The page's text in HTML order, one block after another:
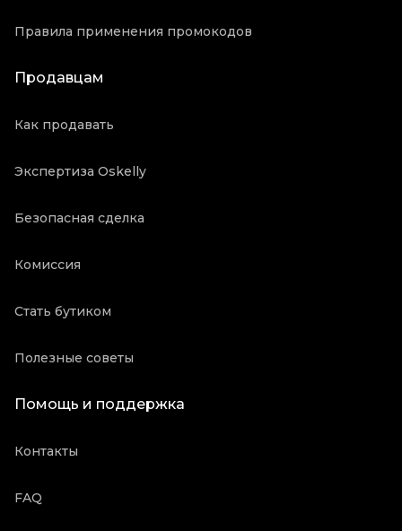
Правила применения промокодов
Продавцам
Как продавать
Экспертиза Oskelly
Безопасная сделка
Комиссия
Стать бутиком
Полезные советы
Помощь и поддержка
Контакты
FAQ